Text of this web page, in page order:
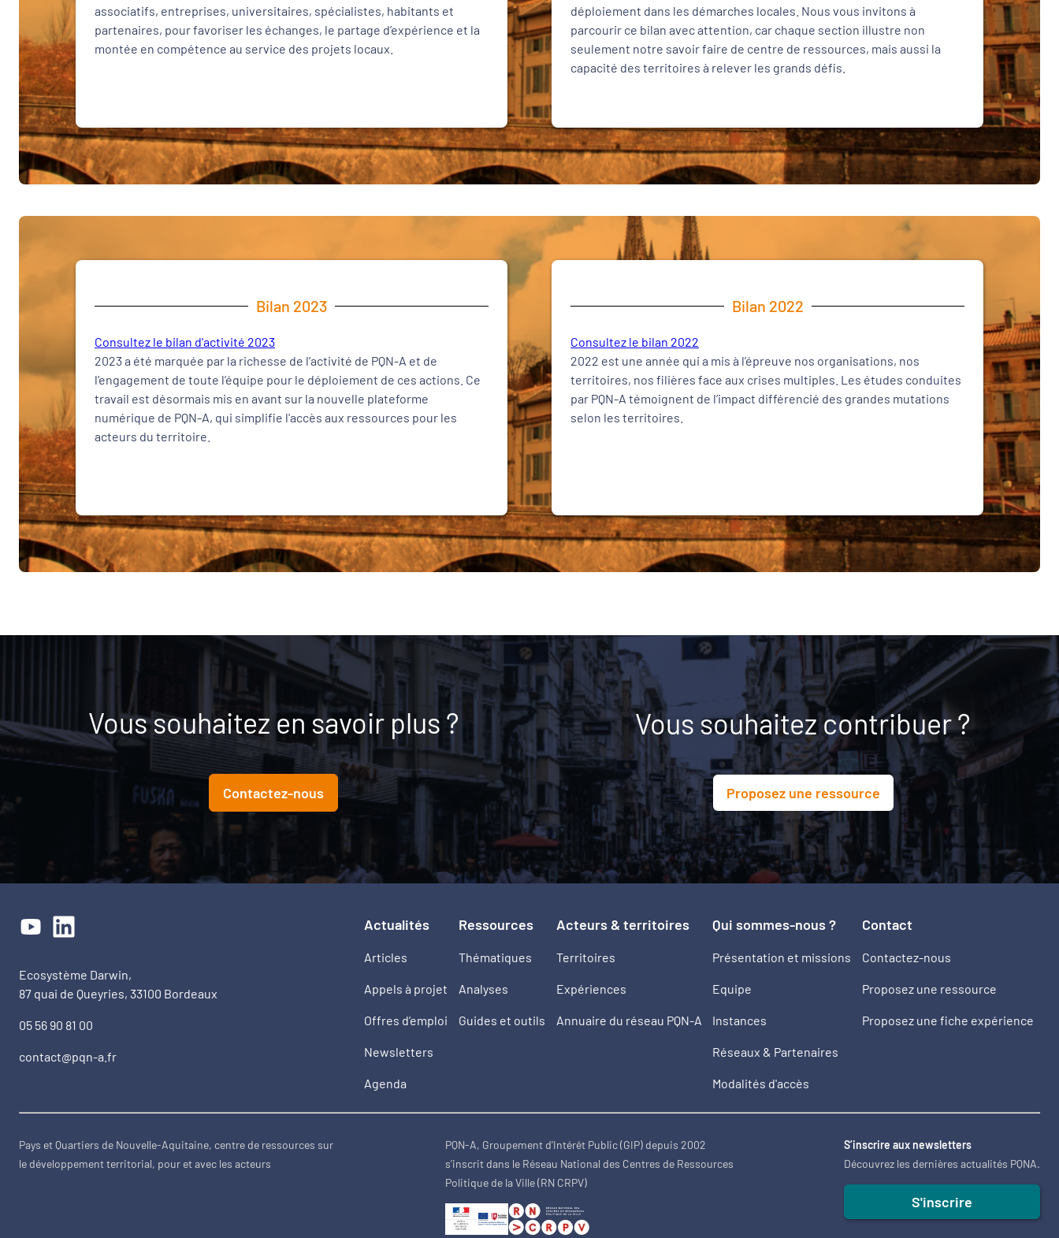
associatifs, entreprises, universitaires, spécialistes, habitants et
partenaires, pour favoriser les échanges, le partage d’expérience et la
montée en compétence au service des projets locaux.
déploiement dans les démarches locales. Nous vous invitons à
parcourir ce bilan avec attention, car chaque section illustre non
seulement notre savoir faire de centre de ressources, mais aussi la
capacité des territoires à relever les grands défis.
Bilan 2023
Consultez le bilan d'activité 2023
2023 a été marquée par la richesse de l’activité de PQN-A et de
l’engagement de toute l’équipe pour le déploiement de ces actions. Ce
travail est désormais mis en avant sur la nouvelle plateforme
numérique de PQN-A, qui simplifie l'accès aux ressources pour les
acteurs du territoire.
Bilan 2022
Consultez le bilan 2022
2022 est une année qui a mis à l’épreuve nos organisations, nos
territoires, nos filières face aux crises multiples. Les études conduites
par PQN-A témoignent de l’impact différencié des grandes mutations
selon les territoires.
Vous souhaitez en savoir plus ?
Contactez-nous
Vous souhaitez contribuer ?
Proposez une ressource
Ecosystème Darwin,
87 quai de Queyries, 33100 Bordeaux
05 56 90 81 00
contact@pqn-a.fr
Actualités
Articles
Appels à projet
Offres d’emploi
Newsletters
Agenda
Ressources
Thématiques
Analyses
Guides et outils
Acteurs & territoires
Territoires
Expériences
Annuaire du réseau PQN-A
Qui sommes-nous ?
Présentation et missions
Equipe
Instances
Réseaux & Partenaires
Modalités d'accès
Contact
Contactez-nous
Proposez une ressource
Proposez une fiche expérience
Pays et Quartiers de Nouvelle-Aquitaine, centre de ressources sur
le développement territorial, pour et avec les acteurs
PQN-A, Groupement d'Intérêt Public (GIP) depuis 2002
s'inscrit dans le Réseau National des Centres de Ressources
Politique de la Ville (RN CRPV)
S’inscrire aux newsletters
Découvrez les dernières actualités PQNA.
S'inscrire